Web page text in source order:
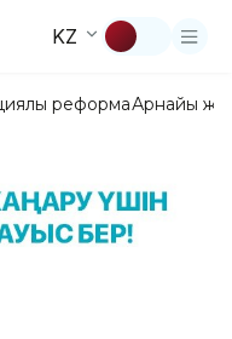
KZ
реформаАрнайы